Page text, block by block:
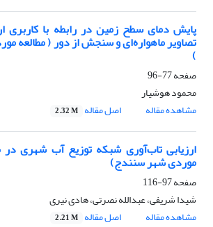
پایش دمای سطح زمین در رابطه با کاربری
تصاویر ماهواره‌ای و سنجش از دور ( مطالعه
)
صفحه77-96
محمود هوشیار
مشاهده مقاله
اصل مقاله 2.32 M
ارزیابی تاب‌آوری شبکه توزیع آب شهری در
موردی شهر سنندج)
صفحه97-116
شیدا شریفی، عبدالله نصرتی، هادی نیری
مشاهده مقاله
اصل مقاله 2.21 M